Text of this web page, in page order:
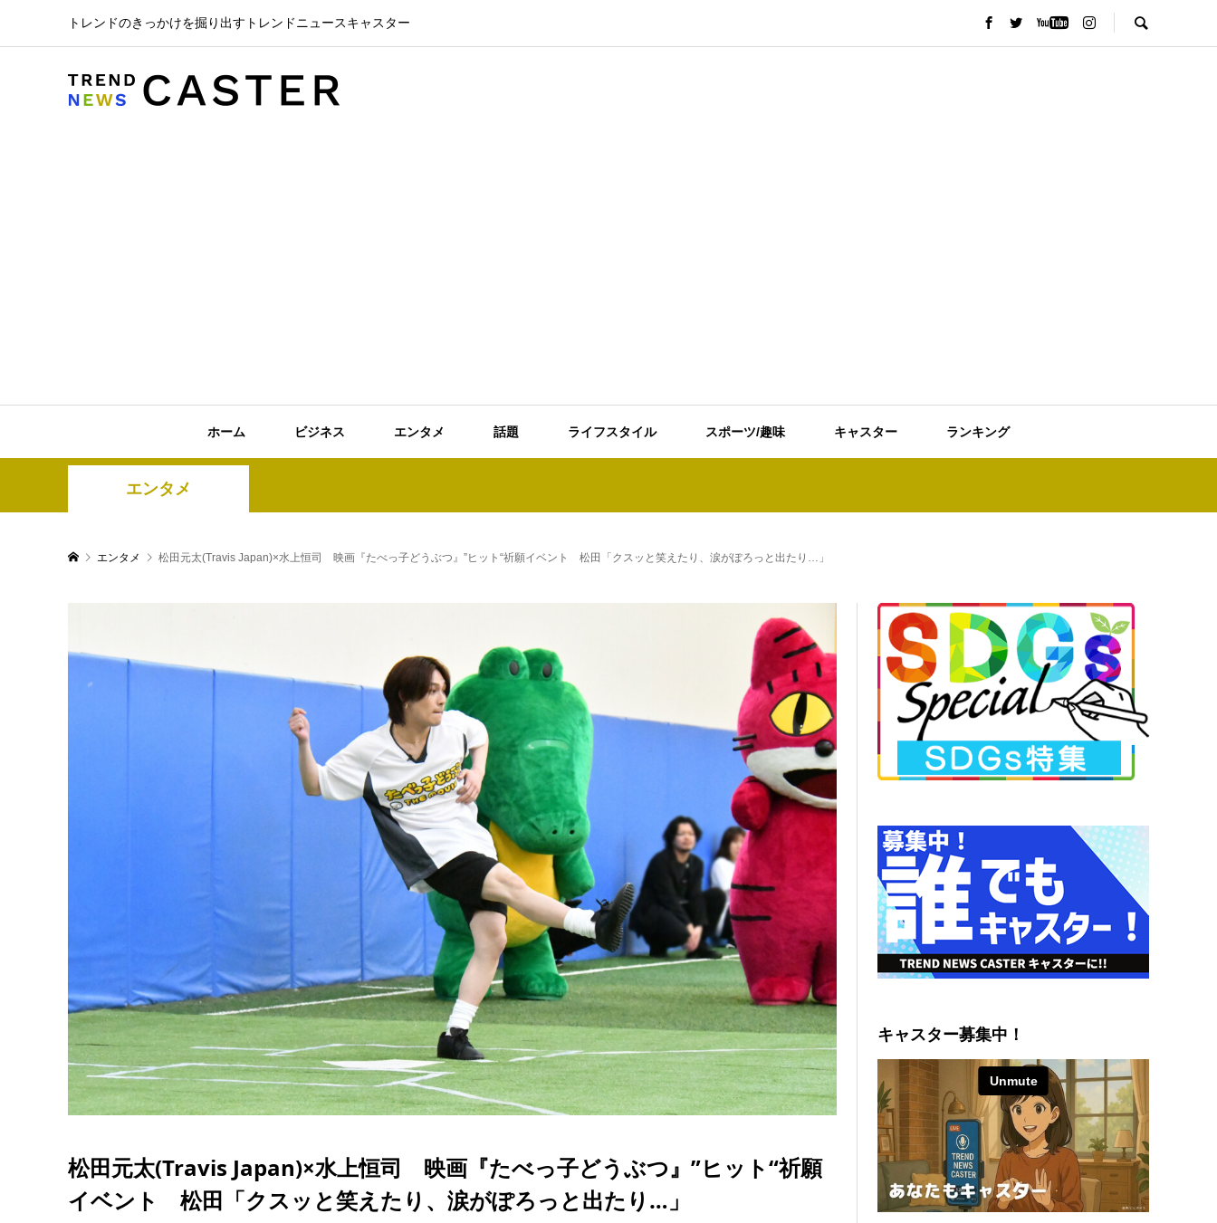
トレンドのきっかけを掘り出すトレンドニュースキャスター
ホーム ビジネス エンタメ 話題 ライフスタイル スポーツ/趣味 キャスター ランキング
エンタメ
エンタメ 松田元太(Travis Japan)×水上恒司 映画『たべっ子どうぶつ』”ヒット“祈願イベント 松田「クスッと笑えたり、涙がぽろっと出たり…」
松田元太(Travis Japan)×水上恒司 映画『たべっ子どうぶつ』”ヒット“祈願
イベント 松田「クスッと笑えたり、涙がぽろっと出たり…」
キャスター募集中！